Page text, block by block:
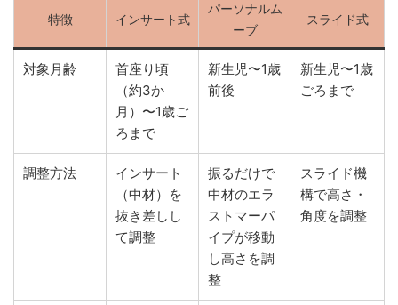
特徴 インサート式
パーソナルム
ーブ
スライド式
対象月齢
首座り頃
（約3か
月）〜1歳ご
ろまで
新生児〜1歳
前後
新生児〜1歳
ごろまで
調整方法
インサート
（中材）を
抜き差しし
て調整
振るだけで
中材のエラ
ストマーパ
イプが移動
し高さを調
整
スライド機
構で高さ・
角度を調整